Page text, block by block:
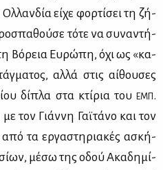
εί­χε φορ­τί­σει τη ζή­
τό­τε να συ­να­ντή­
Βό­ρεια Ευ­ρώ­πη, όχι ως «κα­
αλ­λά στις αί­θου­σες
δί­πλα στα κτί­ρια του ΕΜΠ .
τον Γιάν­νη Γαϊ­τά­νο και τον
τα ερ­γα­στη­ρια­κές ασκή­
μέ­σω της οδού Ακα­δη­μί­